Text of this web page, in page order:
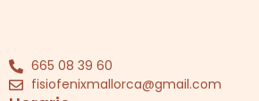
665 08 39 60
fisiofenixmallorca@gmail.com